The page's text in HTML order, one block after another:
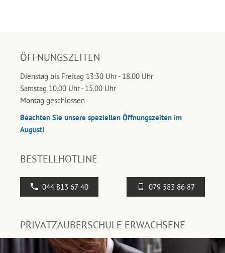
ÖFFNUNGSZEITEN
Dienstag bis Freitag 13:30 Uhr - 18.00 Uhr
Samstag 10.00 Uhr - 15.00 Uhr
Montag geschlossen
Beachten Sie unsere speziellen Öffnungszeiten im
August!
BESTELLHOTLINE
044 813 67 40 079 583 86 87
PRIVATZAUBERSCHULE ERWACHSENE